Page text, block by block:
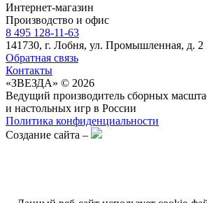
Интернет-магазин
Производство и офис
8 495 128-11-63
141730, г. Лобня, ул. Промышленная, д. 2
Обратная связь
Контакты
«ЗВЕЗДА» © 2026
Ведущий производитель сборных
и настольных игр в России
Политика конфиденциальности
Создание сайта –